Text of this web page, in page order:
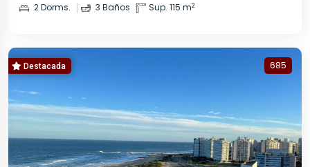
2 Dorms. 3 Baños Sup. 115 m2
Destacada 685